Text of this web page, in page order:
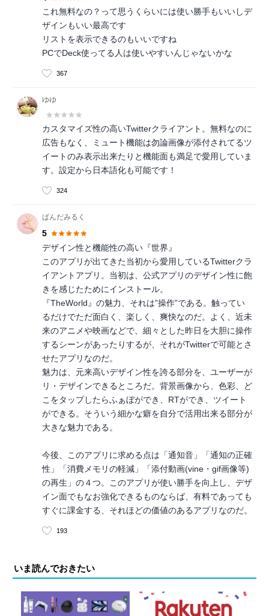
これ無料なの？って思うくらいには使い勝手もいいしデ
ザインもいい最高です
リストを表示できるのもいいですね
PCでDeck使ってる人は使いやすいんじゃないかな
367
ゆゆ
カスタマイズ性の高いTwitterクライアント。無料なのに
広告もなく、ミュート機能は勿論画像が添付されてるツ
イートのみ表示出来たりと機能面も満足で愛用していま
す。設定から日本語化も可能です！
324
ぱんだみるく
5
デザイン性と機能性の高い『世界』
このアプリが出てきた当初から愛用しているTwitterクラ
イアントアプリ。当初は、公式アプリのデザイン性に飽
きを感じたためにインストール。
『TheWorld』の魅力、それは”操作”である。触ってい
るだけでただ面白く、楽しく、爽快なのだ。よく、近未
来のアニメや映画などで、細々とした昨日を大胆に操作
するシーンがあったりするが、それがTwitterで可能とさ
せたアプリなのだ。
魅力は、元来高いデザイン性を誇る部分を、ユーザーが
リ・デザインできるところだ。背景画像から、色彩、ど
こをタップしたらふぁぼができ、RTができ、ツイート
ができる。そういう細かな癖を自分で活用出来る部分が
大きな魅力である。
今後、このアプリに求める点は「通知音」「通知の正確
性」「消費メモリの軽減」「添付動画(vine・gif画像等)
の再生」の４つ。このアプリが使い勝手を向上し、デザ
イン面でもなお強化できるものならば、有料であっても
すぐに課金する、それほどの価値のあるアプリなのだ。
193
いま読んでおきたい